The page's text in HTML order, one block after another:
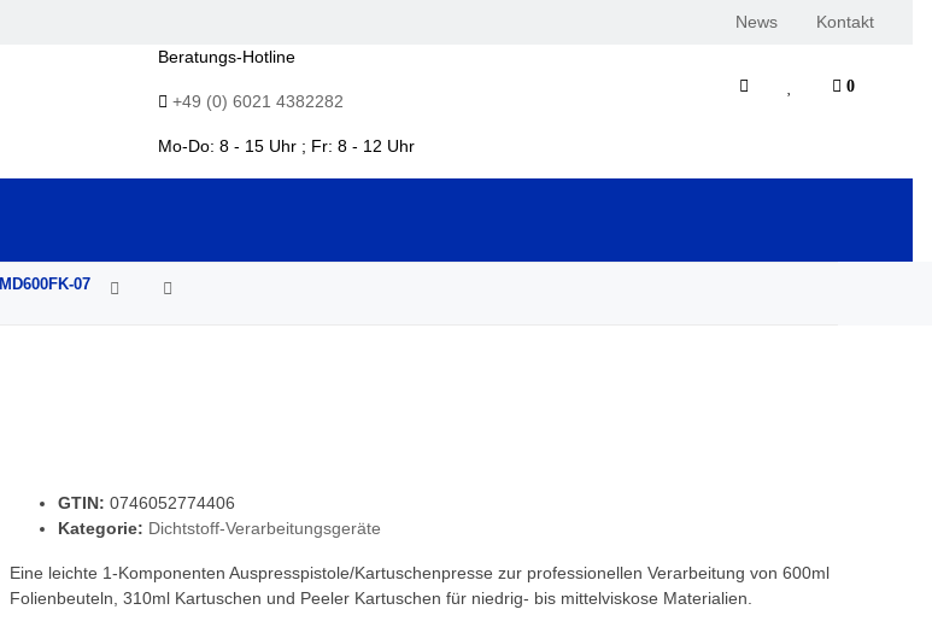
News
Kontakt
Beratungs-Hotline
+49 (0) 6021 4382282
Mo-Do: 8 - 15 Uhr ; Fr: 8 - 12 Uhr
0
MD600FK-07
GTIN: 0746052774406
Kategorie: Dichtstoff-Verarbeitungsgeräte
Eine leichte 1-Komponenten Auspresspistole/Kartuschenpresse zur professionellen Verarbeitung von 600ml
Folienbeuteln, 310ml Kartuschen und Peeler Kartuschen für niedrig- bis mittelviskose Materialien.